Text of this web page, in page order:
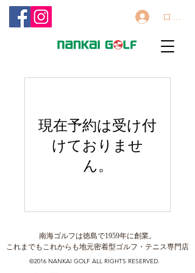
ログイン
現在予約は受け付
けておりませ
ん。
南海ゴルフは徳島で1959年に創業。
これまでもこれからも地元密着型ゴルフ・テニス専門店
©2016 NANKAI GOLF ALL RIGHTS RESERVED.